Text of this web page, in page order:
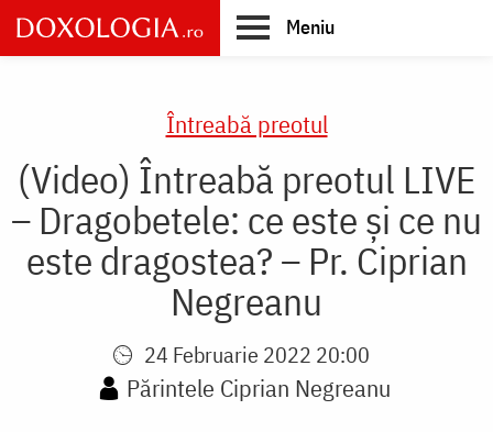
Skip
to
main
Meniu
Întreabă preotul
(Video) Întreabă preotul LIVE
– Dragobetele: ce este și ce nu
este dragostea? – Pr. Ciprian
Negreanu
24 Februarie 2022 20:00
Părintele Ciprian Negreanu